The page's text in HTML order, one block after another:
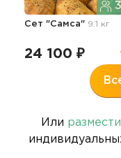
Сет "Самса" 9.1 кг
24 100 ₽
Или